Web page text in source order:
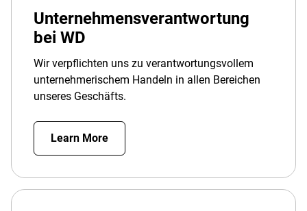
Unternehmensverantwortung
bei WD
Wir verpflichten uns zu verantwortungsvollem
unternehmerischem Handeln in allen Bereichen
unseres Geschäfts.
Learn More